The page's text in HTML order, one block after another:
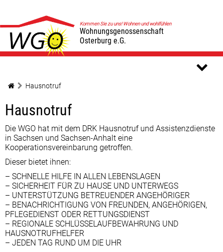
Kommen Sie zu uns! Wohnen und wohlfühlen
Wohnungsgenossenschaft
Osterburg e.G.
Hausnotruf
Hausnotruf
Die WGO hat mit dem DRK Hausnotruf und Assistenzdienste
in Sachsen und Sachsen-Anhalt eine
Kooperationsvereinbarung getroffen.
Dieser bietet ihnen:
– SCHNELLE HILFE IN ALLEN LEBENSLAGEN
– SICHERHEIT FÜR ZU HAUSE UND UNTERWEGS
– UNTERSTÜTZUNG BETREUENDER ANGEHÖRIGER
– BENACHRICHTIGUNG VON FREUNDEN, ANGEHÖRIGEN,
PFLEGEDIENST ODER RETTUNGSDIENST
– REGIONALE SCHLÜSSELAUFBEWAHRUNG UND
HAUSNOTRUFHELFER
– JEDEN TAG RUND UM DIE UHR